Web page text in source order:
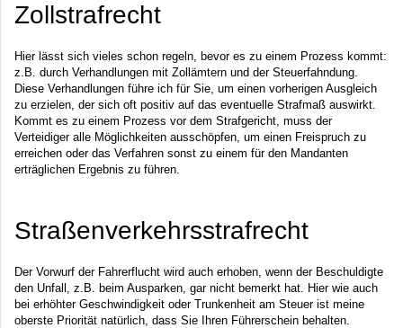
Zollstrafrecht
Hier lässt sich vieles schon regeln, bevor es zu einem Prozess kommt:
z.B. durch Verhandlungen mit Zollämtern und der Steuerfahndung.
Diese Verhandlungen führe ich für Sie, um einen vorherigen Ausgleich
zu erzielen, der sich oft positiv auf das eventuelle Strafmaß auswirkt.
Kommt es zu einem Prozess vor dem Strafgericht, muss der
Verteidiger alle Möglichkeiten ausschöpfen, um einen Freispruch zu
erreichen oder das Verfahren sonst zu einem für den Mandanten
erträglichen Ergebnis zu führen.
Straßenverkehrsstrafrecht
Der Vorwurf der Fahrerflucht wird auch erhoben, wenn der Beschuldigte
den Unfall, z.B. beim Ausparken, gar nicht bemerkt hat. Hier wie auch
bei erhöhter Geschwindigkeit oder Trunkenheit am Steuer ist meine
oberste Priorität natürlich, dass Sie Ihren Führerschein behalten.